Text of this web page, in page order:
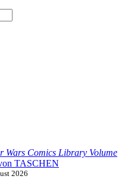
Wars Comics Library Volume
TASCHEN
2026